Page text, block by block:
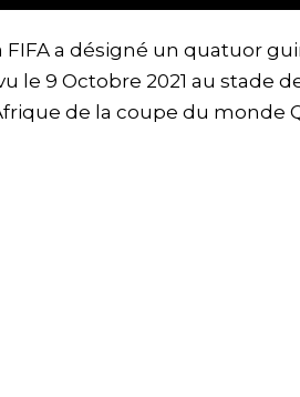
FIFA a désigné un quatuor
le 9 Octobre 2021 au stade
de la coupe du monde